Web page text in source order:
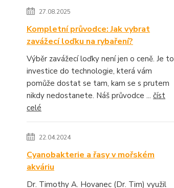
27.08.2025
Kompletní průvodce: Jak vybrat
zavážecí loďku na rybaření?
Výběr zavážecí loďky není jen o ceně. Je to
investice do technologie, která vám
pomůže dostat se tam, kam se s prutem
nikdy nedostanete. Náš průvodce ... číst
celé
22.04.2024
Cyanobakterie a řasy v mořském
akváriu
Dr. Timothy A. Hovanec (Dr. Tim) využil